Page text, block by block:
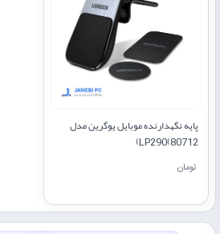
پایه نگهدارنده موبایل یوگرین مدل
LP290(80712)
تومان